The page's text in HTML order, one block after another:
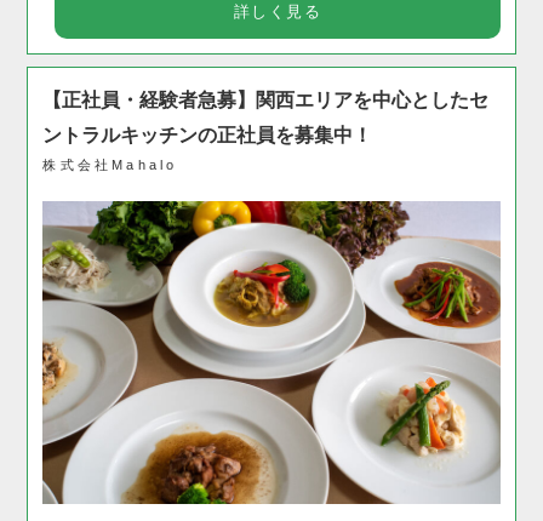
詳しく見る
【正社員・経験者急募】関西エリアを中心としたセ
ントラルキッチンの正社員を募集中！
株式会社Mahalo